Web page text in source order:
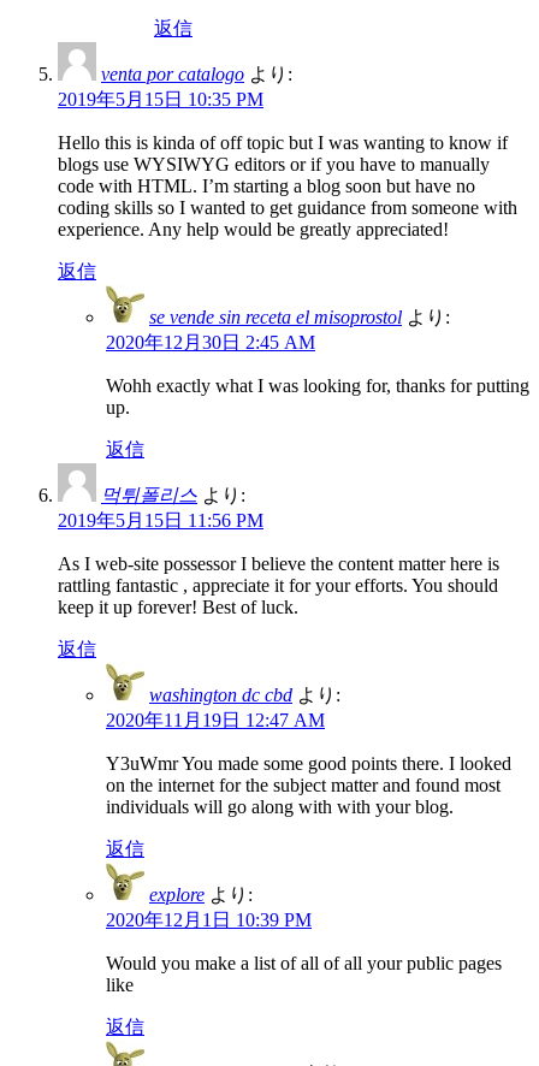
返信
venta por catalogo より:
2019年5月15日 10:35 PM
Hello this is kinda of off topic but I was wanting to know if
blogs use WYSIWYG editors or if you have to manually
code with HTML. I’m starting a blog soon but have no
coding skills so I wanted to get guidance from someone with
experience. Any help would be greatly appreciated!
返信
se vende sin receta el misoprostol より:
2020年12月30日 2:45 AM
Wohh exactly what I was looking for, thanks for putting
up.
返信
먹튀폴리스 より:
2019年5月15日 11:56 PM
As I web-site possessor I believe the content matter here is
rattling fantastic , appreciate it for your efforts. You should
keep it up forever! Best of luck.
返信
washington dc cbd より:
2020年11月19日 12:47 AM
Y3uWmr You made some good points there. I looked
on the internet for the subject matter and found most
individuals will go along with with your blog.
返信
explore より:
2020年12月1日 10:39 PM
Would you make a list of all of all your public pages
like
返信